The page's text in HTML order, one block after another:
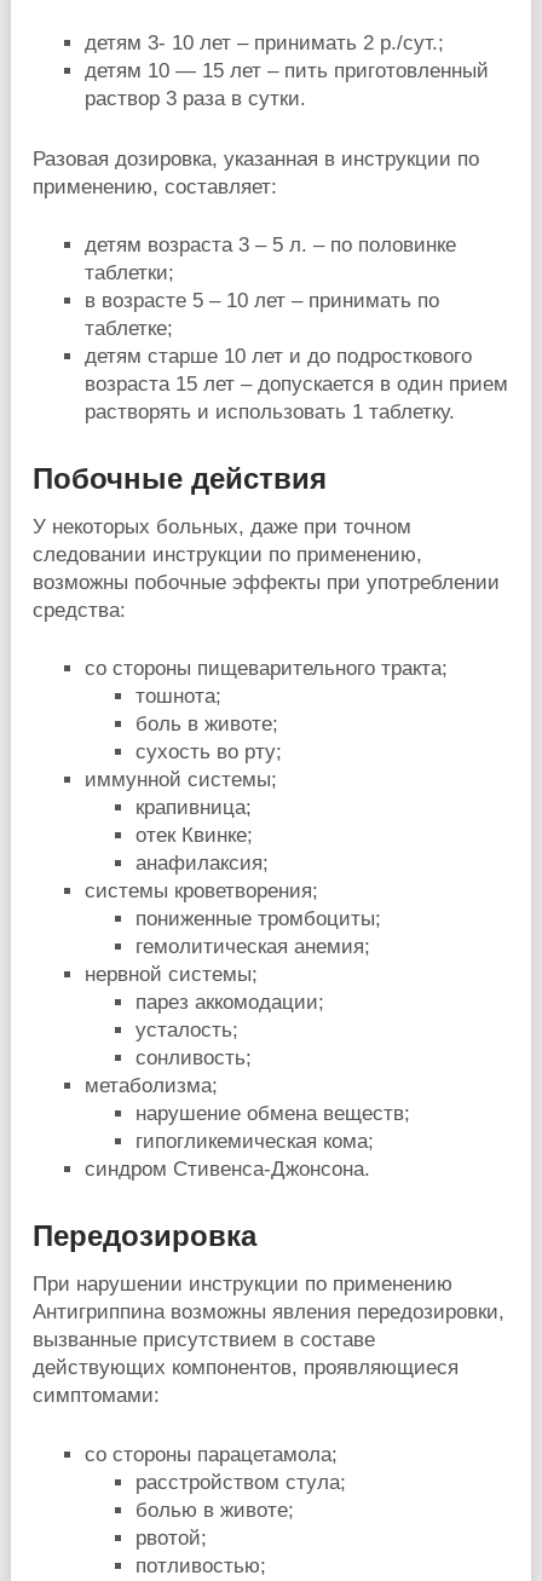
детям 3- 10 лет – принимать 2 р./сут.;
детям 10 — 15 лет – пить приготовленный
раствор 3 раза в сутки.
Разовая дозировка, указанная в инструкции по
применению, составляет:
детям возраста 3 – 5 л. – по половинке
таблетки;
в возрасте 5 – 10 лет – принимать по
таблетке;
детям старше 10 лет и до подросткового
возраста 15 лет – допускается в один прием
растворять и использовать 1 таблетку.
Побочные действия
У некоторых больных, даже при точном
следовании инструкции по применению,
возможны побочные эффекты при употреблении
средства:
со стороны пищеварительного тракта;
тошнота;
боль в животе;
сухость во рту;
иммунной системы;
крапивница;
отек Квинке;
анафилаксия;
системы кроветворения;
пониженные тромбоциты;
гемолитическая анемия;
нервной системы;
парез аккомодации;
усталость;
сонливость;
метаболизма;
нарушение обмена веществ;
гипогликемическая кома;
синдром Стивенса-Джонсона.
Передозировка
При нарушении инструкции по применению
Антигриппина возможны явления передозировки,
вызванные присутствием в составе
действующих компонентов, проявляющиеся
симптомами:
со стороны парацетамола;
расстройством стула;
болью в животе;
рвотой;
потливостью;